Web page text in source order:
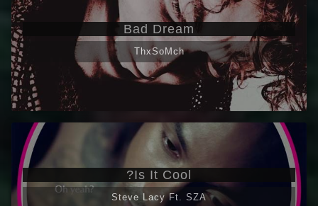
Bad Dream
ThxSoMch
Is It Cool?
Steve Lacy Ft. SZA